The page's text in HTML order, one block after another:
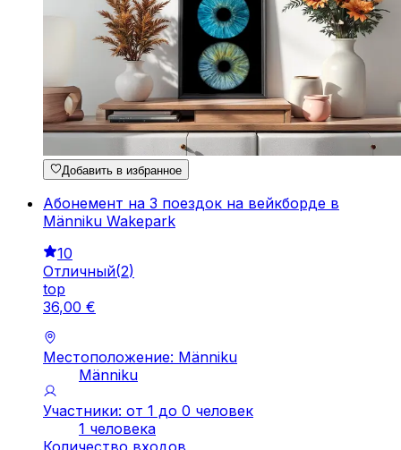
Добавить в избранное
Абонемент на 3 поездок на вейкборде в
Männiku Wakepark
10
Отличный(2)
top
36,00 €
Местоположение: Männiku
Männiku
Участники: от 1 до 0 человек
1 человека
Количество входов